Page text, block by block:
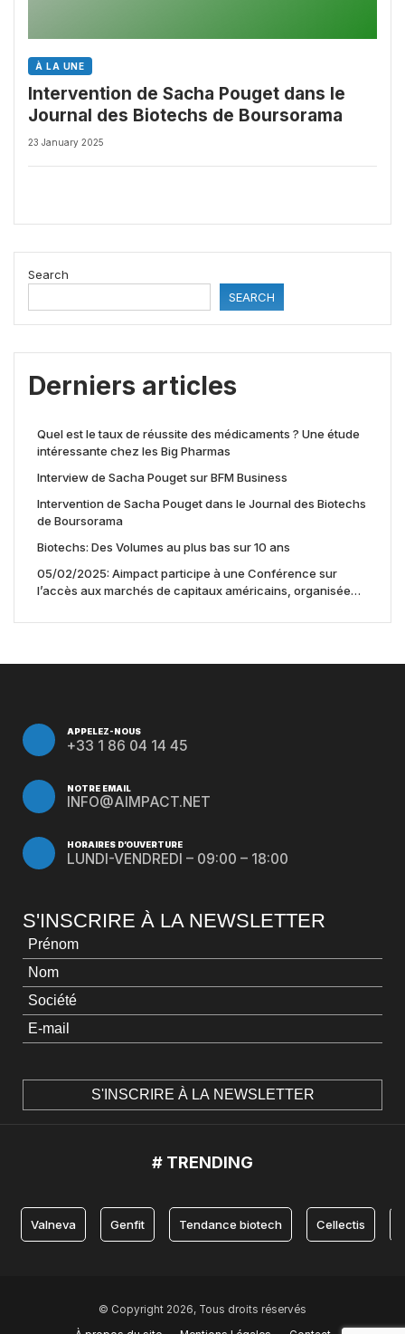
À LA UNE
Intervention de Sacha Pouget dans le
Journal des Biotechs de Boursorama
23 January 2025
Search
SEARCH
Derniers articles
Quel est le taux de réussite des médicaments ? Une étude
intéressante chez les Big Pharmas
Interview de Sacha Pouget sur BFM Business
Intervention de Sacha Pouget dans le Journal des Biotechs
de Boursorama
Biotechs: Des Volumes au plus bas sur 10 ans
05/02/2025: Aimpact participe à une Conférence sur
l’accès aux marchés de capitaux américains, organisée
APPELEZ-NOUS
+33 1 86 04 14 45
NOTRE EMAIL
INFO@AIMPACT.NET
HORAIRES D’OUVERTURE
LUNDI-VENDREDI – 09:00 – 18:00
S'INSCRIRE À LA NEWSLETTER
# TRENDING
Valneva Genfit Tendance biotech Cellectis
© Copyright 2026, Tous droits réservés